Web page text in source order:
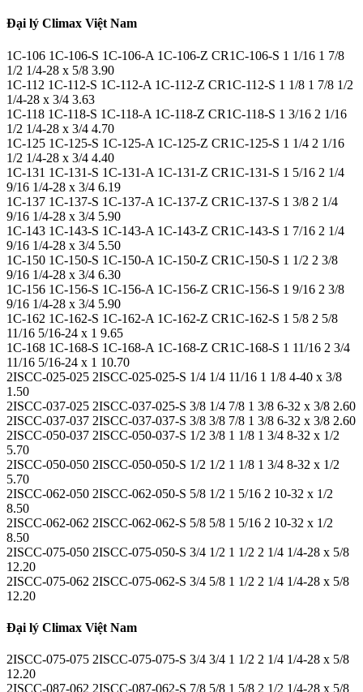
Đại lý Climax Việt Nam
1C-106 1C-106-S 1C-106-A 1C-106-Z CR1C-106-S 1 1/16 1 7/8
1/2 1/4-28 x 5/8 3.90
1C-112 1C-112-S 1C-112-A 1C-112-Z CR1C-112-S 1 1/8 1 7/8 1/2
1/4-28 x 3/4 3.63
1C-118 1C-118-S 1C-118-A 1C-118-Z CR1C-118-S 1 3/16 2 1/16
1/2 1/4-28 x 3/4 4.70
1C-125 1C-125-S 1C-125-A 1C-125-Z CR1C-125-S 1 1/4 2 1/16
1/2 1/4-28 x 3/4 4.40
1C-131 1C-131-S 1C-131-A 1C-131-Z CR1C-131-S 1 5/16 2 1/4
9/16 1/4-28 x 3/4 6.19
1C-137 1C-137-S 1C-137-A 1C-137-Z CR1C-137-S 1 3/8 2 1/4
9/16 1/4-28 x 3/4 5.90
1C-143 1C-143-S 1C-143-A 1C-143-Z CR1C-143-S 1 7/16 2 1/4
9/16 1/4-28 x 3/4 5.50
1C-150 1C-150-S 1C-150-A 1C-150-Z CR1C-150-S 1 1/2 2 3/8
9/16 1/4-28 x 3/4 6.30
1C-156 1C-156-S 1C-156-A 1C-156-Z CR1C-156-S 1 9/16 2 3/8
9/16 1/4-28 x 3/4 5.90
1C-162 1C-162-S 1C-162-A 1C-162-Z CR1C-162-S 1 5/8 2 5/8
11/16 5/16-24 x 1 9.65
1C-168 1C-168-S 1C-168-A 1C-168-Z CR1C-168-S 1 11/16 2 3/4
11/16 5/16-24 x 1 10.70
2ISCC-025-025 2ISCC-025-025-S 1/4 1/4 11/16 1 1/8 4-40 x 3/8
1.50
2ISCC-037-025 2ISCC-037-025-S 3/8 1/4 7/8 1 3/8 6-32 x 3/8 2.60
2ISCC-037-037 2ISCC-037-037-S 3/8 3/8 7/8 1 3/8 6-32 x 3/8 2.60
2ISCC-050-037 2ISCC-050-037-S 1/2 3/8 1 1/8 1 3/4 8-32 x 1/2
5.70
2ISCC-050-050 2ISCC-050-050-S 1/2 1/2 1 1/8 1 3/4 8-32 x 1/2
5.70
2ISCC-062-050 2ISCC-062-050-S 5/8 1/2 1 5/16 2 10-32 x 1/2
8.50
2ISCC-062-062 2ISCC-062-062-S 5/8 5/8 1 5/16 2 10-32 x 1/2
8.50
2ISCC-075-050 2ISCC-075-050-S 3/4 1/2 1 1/2 2 1/4 1/4-28 x 5/8
12.20
2ISCC-075-062 2ISCC-075-062-S 3/4 5/8 1 1/2 2 1/4 1/4-28 x 5/8
12.20
Đại lý Climax Việt Nam
2ISCC-075-075 2ISCC-075-075-S 3/4 3/4 1 1/2 2 1/4 1/4-28 x 5/8
12.20
2ISCC-087-062 2ISCC-087-062-S 7/8 5/8 1 5/8 2 1/2 1/4-28 x 5/8